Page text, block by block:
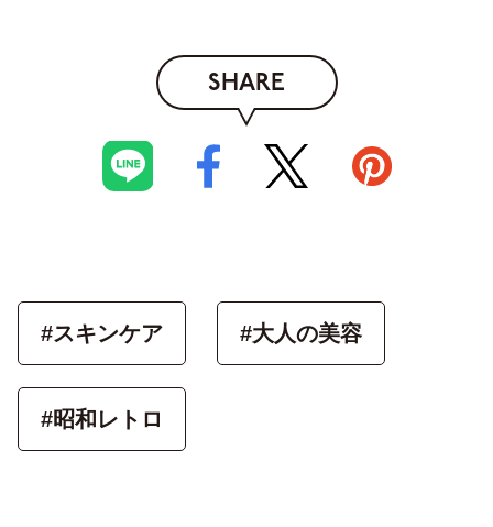
SHARE
#スキンケア #大人の美容
#昭和レトロ